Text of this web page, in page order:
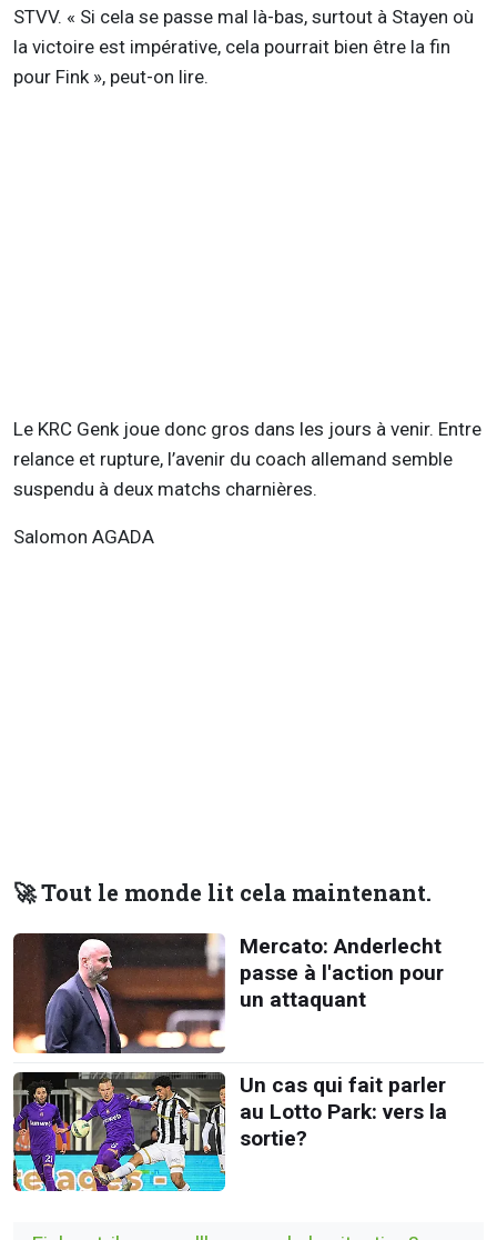
STVV. « Si cela se passe mal là-bas, surtout à Stayen où
la victoire est impérative, cela pourrait bien être la fin
pour Fink », peut-on lire.
Le KRC Genk joue donc gros dans les jours à venir. Entre
relance et rupture, l’avenir du coach allemand semble
suspendu à deux matchs charnières.
Salomon AGADA
🚀 Tout le monde lit cela maintenant.
Mercato: Anderlecht
passe à l'action pour
un attaquant
Un cas qui fait parler
au Lotto Park: vers la
sortie?